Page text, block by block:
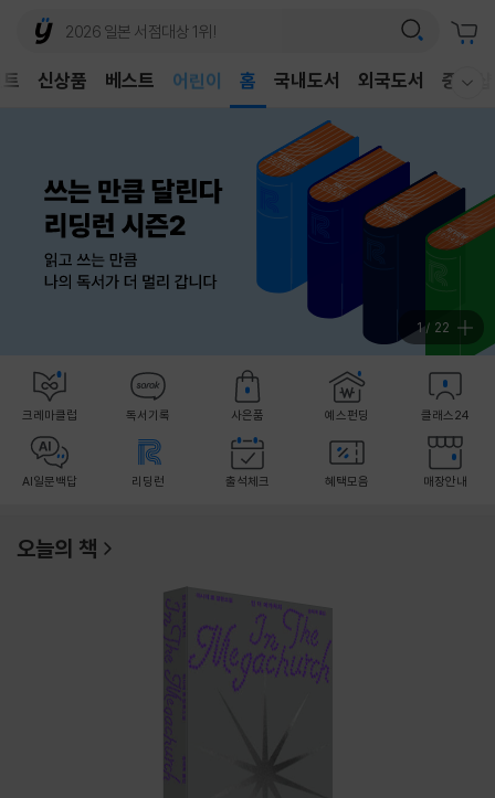
신상품 베스트
어린이
홈 국내도서 외국도서 중고샵
1/ 22
크레마클럽 독서기록 사은품 예스펀딩 클래스24
AI일문백답 리딩런 출석체크 혜택모음 매장안내
오늘의 책